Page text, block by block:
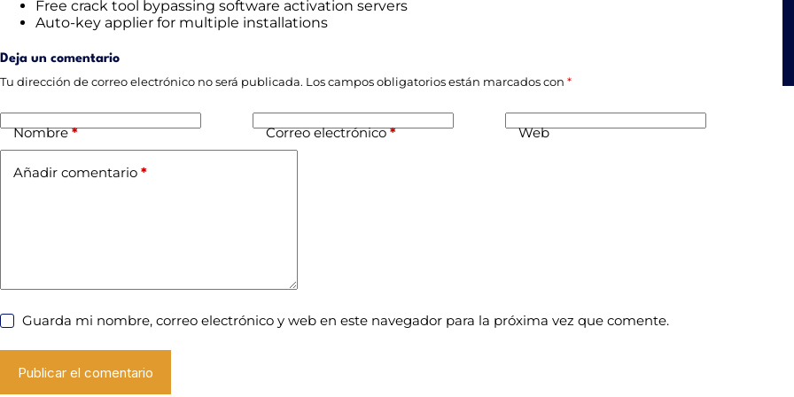
Free crack tool bypassing software activation servers
Auto-key applier for multiple installations
Deja un comentario
Tu dirección de correo electrónico no será publicada. Los campos obligatorios están marcados con *
Nombre* Correo electrónico* Web
Añadir comentario *
Guarda mi nombre, correo electrónico y web en este navegador para la próxima vez que comente.
Publicar el comentario